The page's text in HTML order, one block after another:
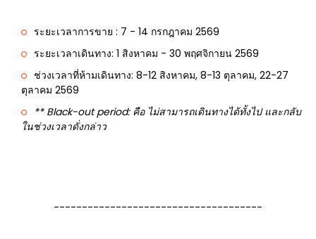
ระยะเวลาการขาย : 7 - 14 กรกฎาคม 2569
ระยะเวลาเดินทาง: 1 สิงหาคม - 30 พฤศจิกายน 2569
ช่วงเวลาที่ห้ามเดินทาง: 8-12 สิงหาคม, 8-13 ตุลาคม, 22-27
ตุลาคม 2569
** Black-out period: คือ ไม่สามารถเดินทางได้ทั้งไป และกลับ
ในช่วงเวลาดั่งกล่าว
-------------------------------------